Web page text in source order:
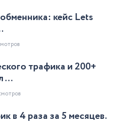
кейс Lets
трафика и 200+
...
в 4 раза за 5 месяцев.